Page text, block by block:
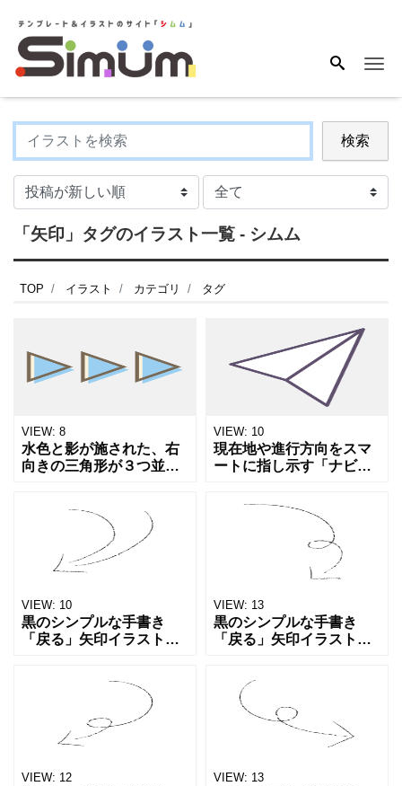
検索
「矢印」タグのイラスト一覧 - シムム
TOP イラスト カテゴリ タグ
VIEW: 8
水色と影が施された、右
向きの三角形が３つ並ん
画プレイヤーのＵＩ、プ
レゼン資料のステップ表
示、次へ進むボタンの装
飾等に
VIEW: 10
現在地や進行方向をスマ
ートに指し示す「ナビゲ
プリのロケーション表
示、ドライブ経路の案内
図、位置情報サービスの
VIEW: 10
黒のシンプルな手書き
「戻る」矢印イラスト素
直し」「リピート」「循
環」「ループ」といった
動きを直感的に表現でき
ます。鉛
VIEW: 13
黒のシンプルな手書き
「戻る」矢印イラスト素
直し」「リピート」「循
環」「ループ」といった
動きを直感的に表現でき
VIEW: 12 VIEW: 13